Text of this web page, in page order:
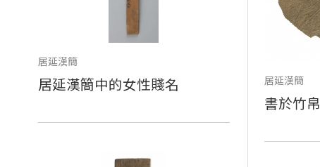
居延漢簡
居延漢簡中的女性賤名 居延漢簡
書於竹帛